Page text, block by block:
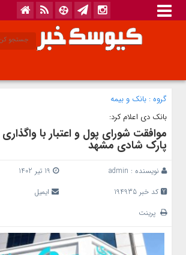
گروه : بانک‌ و بیمه
بانک دی اعلام کرد:
موافقت شورای پول و اعتبار با
پارک شادی مشهد
نویسنده : admin
کد خبر 194935
ایمیل
پرینت